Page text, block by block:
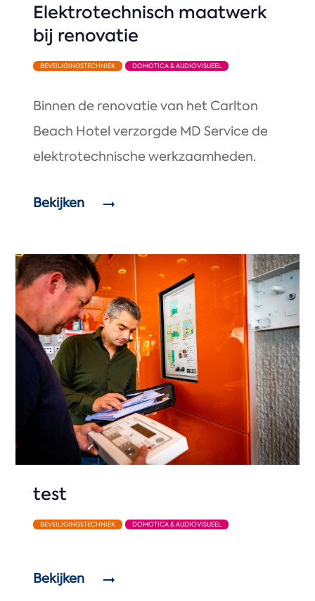
Elektrotechnisch maatwerk
bij renovatie
BEVEILIGINGSTECHNIEK DOMOTICA & AUDIOVISUEEL
Binnen de renovatie van het Carlton
Beach Hotel verzorgde MD Service de
elektrotechnische werkzaamheden.
Bekijken
test
BEVEILIGINGSTECHNIEK DOMOTICA & AUDIOVISUEEL
Bekijken